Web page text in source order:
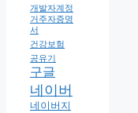
개발자계정
거주자증명
서
건강보험
공유기
구글
네이버
네이버지